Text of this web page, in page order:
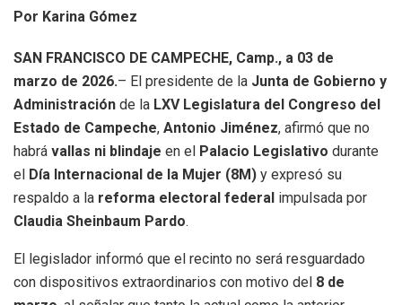
Por Karina Gómez
SAN FRANCISCO DE CAMPECHE, Camp., a 03 de
marzo de 2026.– El presidente de la Junta de Gobierno y
Administración de la LXV Legislatura del Congreso del
Estado de Campeche, Antonio Jiménez, afirmó que no
habrá vallas ni blindaje en el Palacio Legislativo durante
el Día Internacional de la Mujer (8M) y expresó su
respaldo a la reforma electoral federal impulsada por
Claudia Sheinbaum Pardo.
El legislador informó que el recinto no será resguardado
con dispositivos extraordinarios con motivo del 8 de